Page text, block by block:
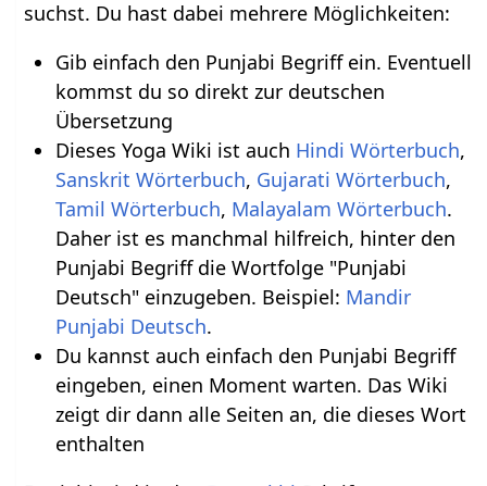
suchst. Du hast dabei mehrere Möglichkeiten:
Gib einfach den Punjabi Begriff ein. Eventuell
kommst du so direkt zur deutschen
Übersetzung
Dieses Yoga Wiki ist auch Hindi Wörterbuch,
Sanskrit Wörterbuch, Gujarati Wörterbuch,
Tamil Wörterbuch, Malayalam Wörterbuch.
Daher ist es manchmal hilfreich, hinter den
Punjabi Begriff die Wortfolge "Punjabi
Deutsch" einzugeben. Beispiel: Mandir
Punjabi Deutsch.
Du kannst auch einfach den Punjabi Begriff
eingeben, einen Moment warten. Das Wiki
zeigt dir dann alle Seiten an, die dieses Wort
enthalten